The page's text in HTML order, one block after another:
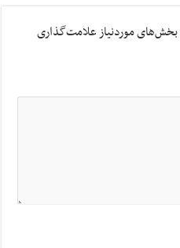
بخش‌های موردنیاز علامت‌گذاری